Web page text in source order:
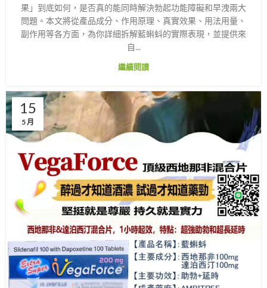
果」到底如何，是否真的能同時解決勃起功能障礙和早洩兩大
問題。本文將從產品成分、作用原理、真實效果、用法用量、
副作用等各方面，為你詳細拆解藍蝌蚪的實際表現，並提供來
自...
繼續閱讀
15
5 月